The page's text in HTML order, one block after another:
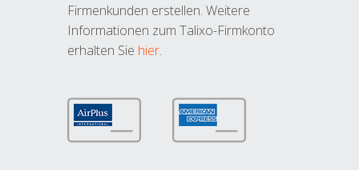
Firmenkunden erstellen. Weitere
Informationen zum Talixo-Firmkonto
erhalten Sie hier.